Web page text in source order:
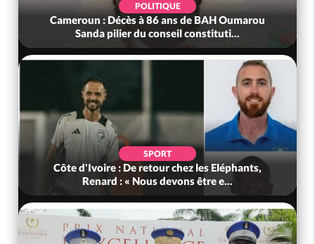
POLITIQUE
Cameroun : Décès à 86 ans de BAH Oumarou
Sanda pilier du conseil constituti...
SPORT
Côte d'Ivoire : De retour chez les Eléphants,
Renard : « Nous devons être e...